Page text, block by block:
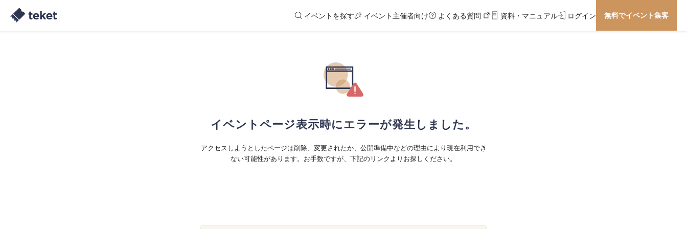
イベントを探す イベント主催者向け よくある質問 資料・マニュアル ログイン 無料でイベント集客
イベントページ表示時にエラーが発生しました。
アクセスしようとしたページは削除、変更されたか、公開準備中などの理由により現在利用でき
ない可能性があります。お手数ですが、下記のリンクよりお探しください。